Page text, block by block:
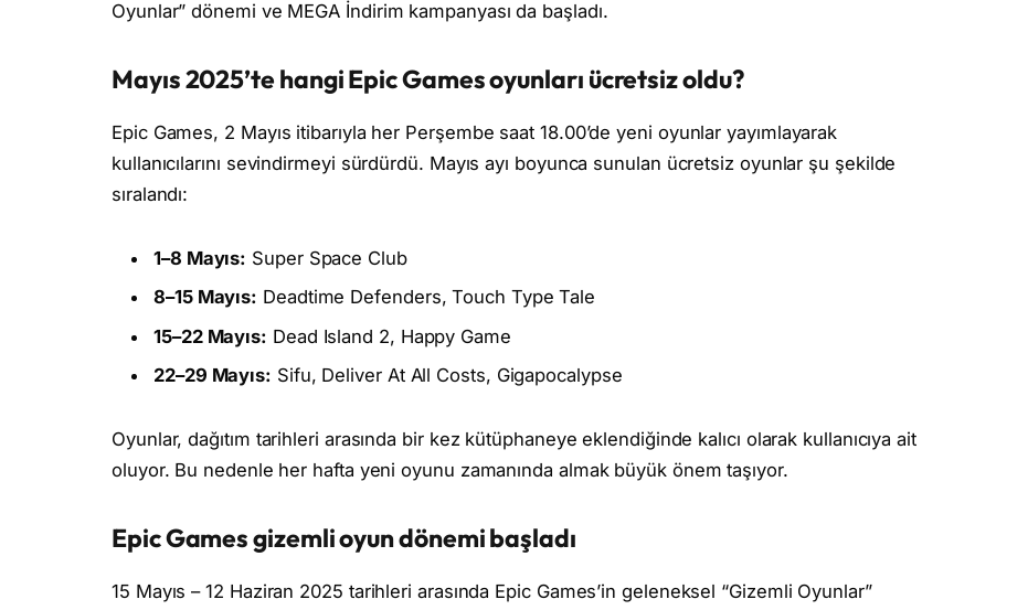
Oyunlar” dönemi ve MEGA İndirim kampanyası da başladı.
Mayıs 2025’te hangi Epic Games oyunları ücretsiz oldu?
Epic Games, 2 Mayıs itibarıyla her Perşembe saat 18.00’de yeni oyunlar yayımlayarak
kullanıcılarını sevindirmeyi sürdürdü. Mayıs ayı boyunca sunulan ücretsiz oyunlar şu şekilde
sıralandı:
1–8 Mayıs: Super Space Club
8–15 Mayıs: Deadtime Defenders, Touch Type Tale
15–22 Mayıs: Dead Island 2, Happy Game
22–29 Mayıs: Sifu, Deliver At All Costs, Gigapocalypse
Oyunlar, dağıtım tarihleri arasında bir kez kütüphaneye eklendiğinde kalıcı olarak kullanıcıya ait
oluyor. Bu nedenle her hafta yeni oyunu zamanında almak büyük önem taşıyor.
Epic Games gizemli oyun dönemi başladı
15 Mayıs – 12 Haziran 2025 tarihleri arasında Epic Games’in geleneksel “Gizemli Oyunlar”